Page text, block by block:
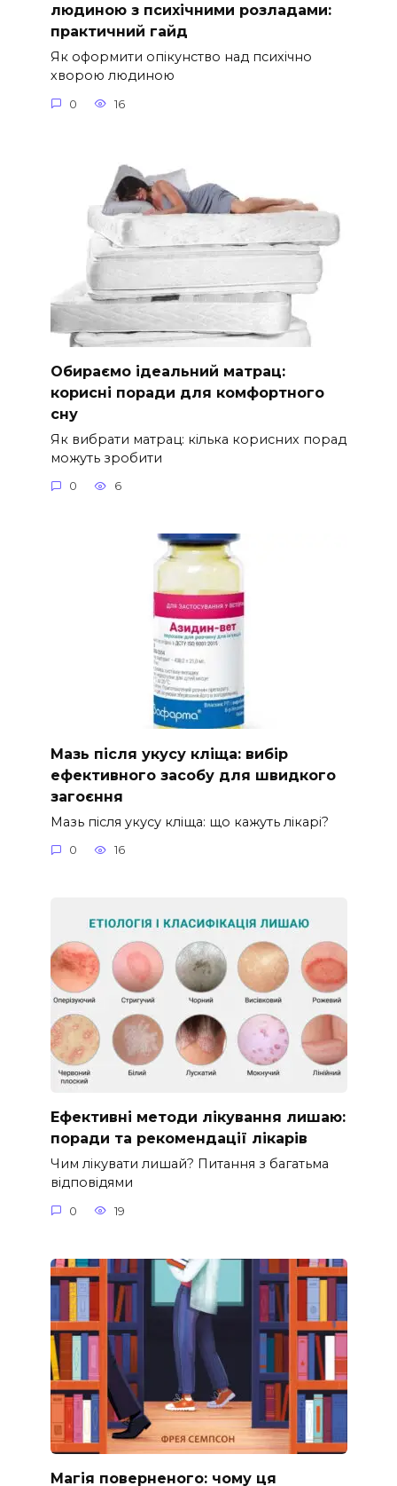
людиною з психічними розладами:
практичний гайд
Як оформити опікунство над психічно
хворою людиною
0 16
Обираємо ідеальний матрац:
корисні поради для комфортного
сну
Як вибрати матрац: кілька корисних порад
можуть зробити
0 6
Мазь після укусу кліща: вибір
ефективного засобу для швидкого
загоєння
Мазь після укусу кліща: що кажуть лікарі?
0 16
Ефективні методи лікування лишаю:
поради та рекомендації лікарів
Чим лікувати лишай? Питання з багатьма
відповідями
0 19
Магія поверненого: чому ця